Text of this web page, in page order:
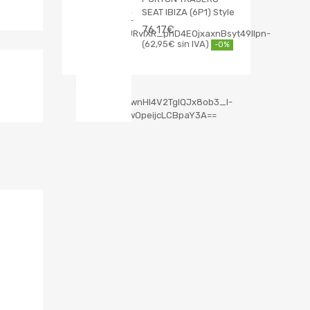
SEAT IBIZA (6P1) Style
76,17€
62,95€ -0%